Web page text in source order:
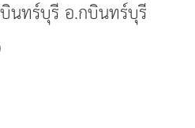
นทร์บุรี อ.กบินทร์บุรี